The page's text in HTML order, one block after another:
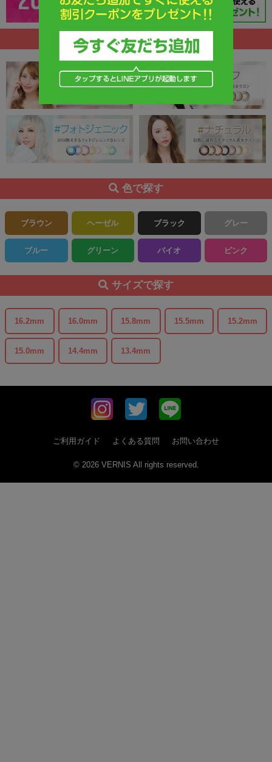
タイプで探す
色で探す
ブラウン ヘーゼル ブラック グレー
ブルー グリーン バイオ ピンク
サイズで探す
16.2mm 16.0mm 15.8mm 15.5mm 15.2mm
15.0mm 14.4mm 13.4mm
ご利用ガイド よくある質問 お問い合わせ
© 2026 VERNIS All rights reserved.